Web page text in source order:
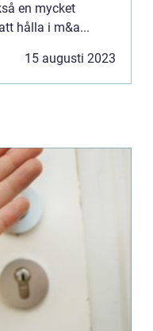
en mycket
hålla i m&a...
15 augusti 2023